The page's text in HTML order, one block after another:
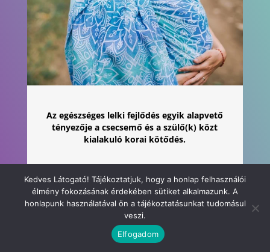
Az egészséges lelki fejlődés egyik alapvető
tényezője a csecsemő és a szülő(k) közt
kialakuló korai kötődés.
Te is hiszel abban, hogy a hordozás hozzásegít
a korai kötődés kialakulásához, mely egy egész
életen át tartó előny a babádnak.
Kedves Látogató! Tájékoztatjuk, hogy a honlap felhasználói
élmény fokozásának érdekében sütiket alkalmazunk. A
honlapunk használatával ön a tájékoztatásunkat tudomásul
veszi.
Elfogadom